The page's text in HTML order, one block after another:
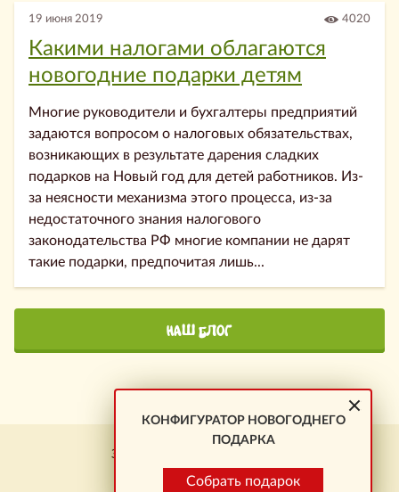
19 июня 2019 4020
Какими налогами облагаются
новогодние подарки детям
Многие руководители и бухгалтеры предприятий
задаются вопросом о налоговых обязательствах,
возникающих в результате дарения сладких
подарков на Новый год для детей работников. Из-
за неясности механизма этого процесса, из-за
недостаточного знания налогового
законодательства РФ многие компании не дарят
такие подарки, предпочитая лишь...
НАШ БЛОГ
КОНФИГУРАТОР НОВОГОДНЕГО
ПОДАРКА
Собрать подарок
Заказ подарков \ Новокузнецк
+7 923 464-01-23